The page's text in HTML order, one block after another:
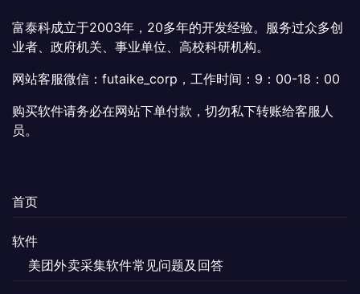
富泰科成立于2003年，20多年的开发经验。服务过众多创
业者、政府机关、事业单位、高校科研机构。
网站客服微信：futaike_corp，工作时间：9：00-18：00
购买软件请务必在网站下单付款，切勿私下转账给客服人
员。
首页
软件
美团外卖采集软件常见问题及回答